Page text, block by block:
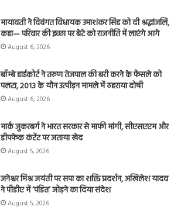
मायावती ने दिवंगत विधायक उमाशंकर सिंह को दी श्रद्धांजलि,
कहा— परिवार की इच्छा पर बेटे को राजनीति में लाएंगे आगे
August 6, 2026
बॉम्बे हाईकोर्ट ने तरुण तेजपाल की बरी करने के फैसले को
पलटा, 2013 के यौन उत्पीड़न मामले में ठहराया दोषी
August 6, 2026
मार्क जुकरबर्ग ने भारत सरकार से माफी मांगी, सीएसएएम और
डीपफेक कंटेंट पर जताया खेद
August 5, 2026
जनेश्वर मिश्र जयंती पर सपा का शक्ति प्रदर्शन, अखिलेश यादव
ने पीडीए में ‘पंडित’ जोड़ने का दिया संदेश
August 5, 2026